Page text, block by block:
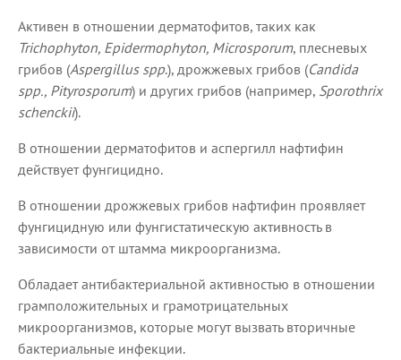
Активен в отношении дерматофитов, таких как
Trichophyton, Epidermophyton, Microsporum, плесневых
грибов (Aspergillus spp.), дрожжевых грибов (Candida
spp., Pityrosporum) и других грибов (например, Sporothrix
schenckii).
В отношении дерматофитов и аспергилл нафтифин
действует фунгицидно.
В отношении дрожжевых грибов нафтифин проявляет
фунгицидную или фунгистатическую активность в
зависимости от штамма микроорганизма.
Обладает антибактериальной активностью в отношении
грамположительных и грамотрицательных
микроорганизмов, которые могут вызвать вторичные
бактериальные инфекции.